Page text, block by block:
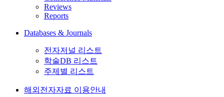
Reviews
Reports
Databases & Journals
전자저널 리스트
학술DB 리스트
주제별 리스트
해외전자자료 이용안내